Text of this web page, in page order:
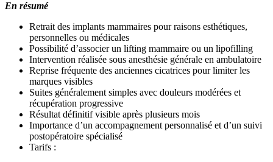
En résumé
Retrait des implants mammaires pour raisons esthétiques,
personnelles ou médicales
Possibilité d’associer un lifting mammaire ou un lipofilling
Intervention réalisée sous anesthésie générale en ambulatoire
Reprise fréquente des anciennes cicatrices pour limiter les
marques visibles
Suites généralement simples avec douleurs modérées et
récupération progressive
Résultat définitif visible après plusieurs mois
Importance d’un accompagnement personnalisé et d’un suivi
postopératoire spécialisé
Tarifs :